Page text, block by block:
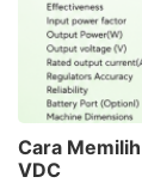
Cara
VDC